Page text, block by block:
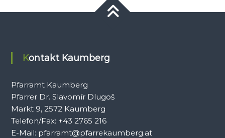
Kontakt Kaumberg
Pfarramt Kaumberg
Pfarrer Dr. Slavomír Dlugoš
Markt 9, 2572 Kaumberg
Telefon/Fax: +43 2765 216
E-Mail: pfarramt@pfarrekaumberg.at